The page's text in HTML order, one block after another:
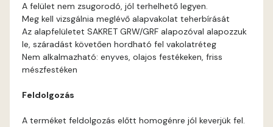
A felület nem zsugorodó, jól terhelhető legyen.
Meg kell vizsgálnia meglévő alapvakolat teherbírását
Az alapfelületet SAKRET GRW/GRF alapozóval alapozzuk
le, száradást követően hordható fel vakolatréteg
Nem alkalmazható: enyves, olajos festékeken, friss
mészfestéken
Feldolgozás
A terméket feldolgozás előtt homogénre jól keverjük fel.